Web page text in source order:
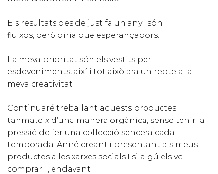
Els resultats des de just fa un any , són
fluixos, però diria que esperançadors.
La meva prioritat són els vestits per
esdeveniments, així i tot això era un repte a la
meva creativitat.
Continuaré treballant aquests productes
tanmateix d’una manera orgànica, sense tenir la
pressió de fer una col·lecció sencera cada
temporada. Aniré creant i presentant els meus
productes a les xarxes socials I si algú els vol
comprar…, endavant.